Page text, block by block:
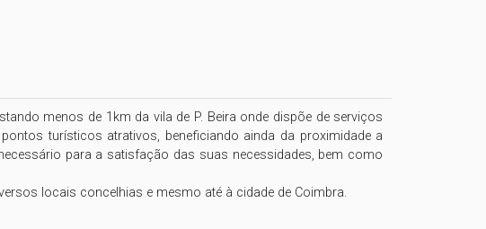
menos de 1km da vila de P. Beira onde dispõe de serviços
turísticos atrativos, beneficiando ainda da proximidade a
para a satisfação das suas necessidades, bem como
locais concelhias e mesmo até à cidade de Coimbra.